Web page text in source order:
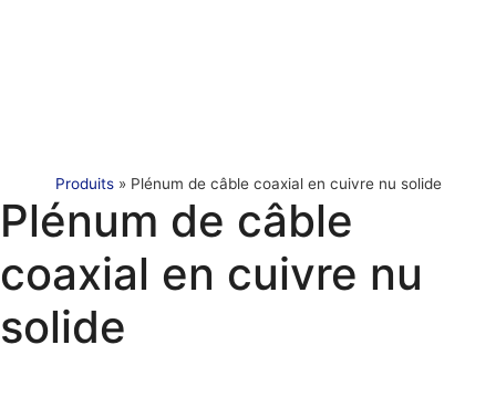
Produits» Plénum de câble coaxial en cuivre nu solide
Plénum de câble
coaxial en cuivre nu
solide